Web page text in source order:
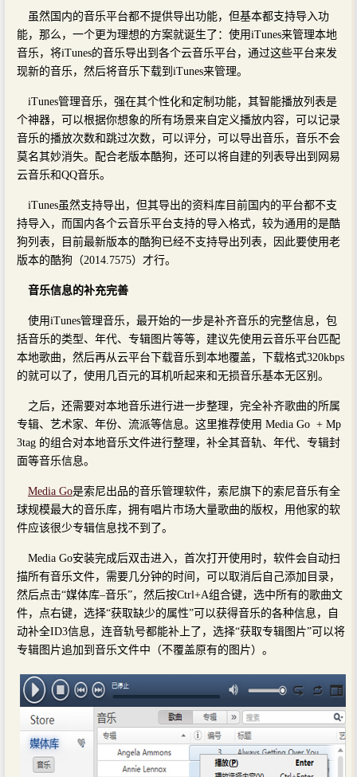
虽然国内的音乐平台都不提供导出功能，但基本都支持导入功
能，那么，一个更为理想的方案就诞生了：使用iTunes来管理本地
音乐，将iTunes的音乐导出到各个云音乐平台，通过这些平台来发
现新的音乐，然后将音乐下载到iTunes来管理。
iTunes管理音乐，强在其个性化和定制功能，其智能播放列表是
个神器，可以根据你想象的所有场景来自定义播放内容，可以记录
音乐的播放次数和跳过次数，可以评分，可以导出音乐，音乐不会
莫名其妙消失。配合老版本酷狗，还可以将自建的列表导出到网易
云音乐和QQ音乐。
iTunes虽然支持导出，但其导出的资料库目前国内的平台都不支
持导入，而国内各个云音乐平台支持的导入格式，较为通用的是酷
狗列表，目前最新版本的酷狗已经不支持导出列表，因此要使用老
版本的酷狗（2014.7575）才行。
音乐信息的补充完善
使用iTunes管理音乐，最开始的一步是补齐音乐的完整信息，包
括音乐的类型、年代、专辑图片等等，建议先使用云音乐平台匹配
本地歌曲，然后再从云平台下载音乐到本地覆盖，下载格式320kbps
的就可以了，使用几百元的耳机听起来和无损音乐基本无区别。
之后，还需要对本地音乐进行进一步整理，完全补齐歌曲的所属
专辑、艺术家、年份、流派等信息。这里推荐使用 Media Go + Mp
3tag 的组合对本地音乐文件进行整理，补全其音轨、年代、专辑封
面等音乐信息。
Media Go是索尼出品的音乐管理软件，索尼旗下的索尼音乐有全
球规模最大的音乐库，拥有唱片市场大量歌曲的版权，用他家的软
件应该很少专辑信息找不到了。
Media Go安装完成后双击进入，首次打开使用时，软件会自动扫
描所有音乐文件，需要几分钟的时间，可以取消后自己添加目录，
然后点击“媒体库–音乐”，然后按Ctrl+A组合键，选中所有的歌曲文
件，点右键，选择“获取缺少的属性”可以获得音乐的各种信息，自
动补全ID3信息，连音轨号都能补上了，选择“获取专辑图片”可以将
专辑图片追加到音乐文件中（不覆盖原有的图片）。